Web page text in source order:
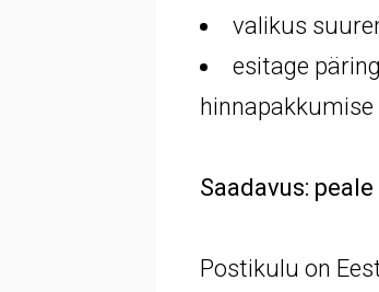
valikus
esitage
hinnapakkumise
Saadavus:
Postikulu on